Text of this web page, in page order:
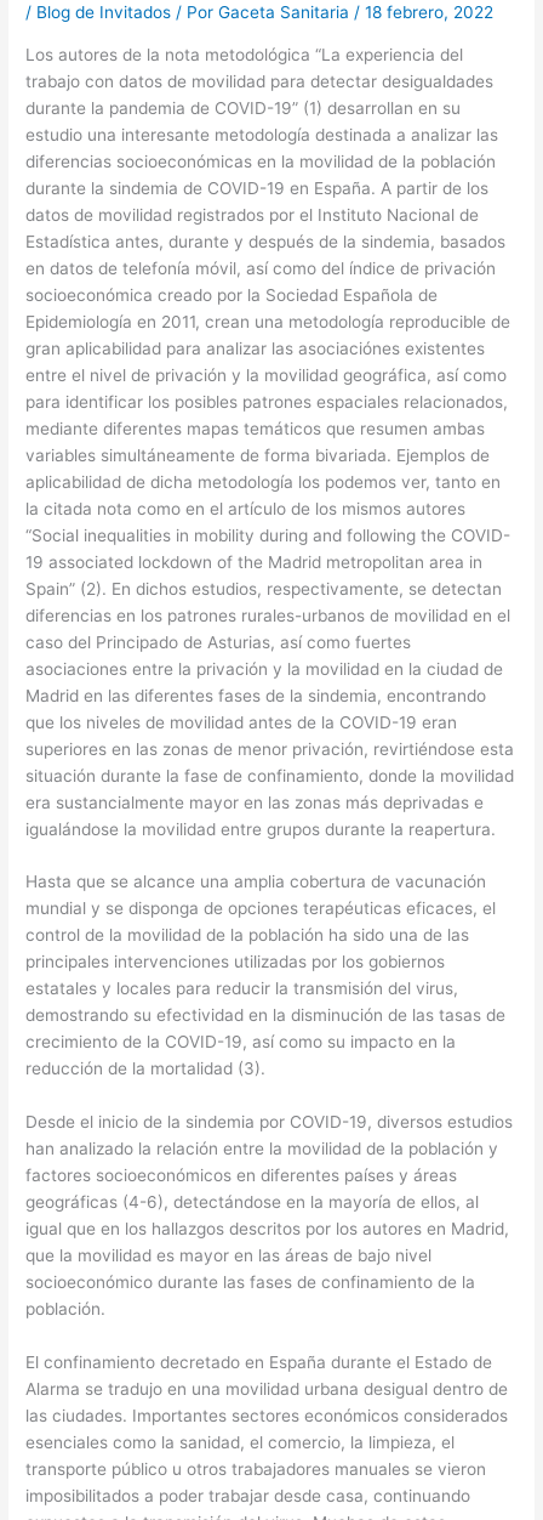
/ Blog de Invitados / PorGaceta Sanitaria /18 febrero, 2022
Los autores de la nota metodológica “La experiencia del
trabajo con datos de movilidad para detectar desigualdades
durante la pandemia de COVID-19” (1) desarrollan en su
estudio una interesante metodología destinada a analizar las
diferencias socioeconómicas en la movilidad de la población
durante la sindemia de COVID-19 en España. A partir de los
datos de movilidad registrados por el Instituto Nacional de
Estadística antes, durante y después de la sindemia, basados
en datos de telefonía móvil, así como del índice de privación
socioeconómica creado por la Sociedad Española de
Epidemiología en 2011, crean una metodología reproducible de
gran aplicabilidad para analizar las asociaciónes existentes
entre el nivel de privación y la movilidad geográfica, así como
para identificar los posibles patrones espaciales relacionados,
mediante diferentes mapas temáticos que resumen ambas
variables simultáneamente de forma bivariada. Ejemplos de
aplicabilidad de dicha metodología los podemos ver, tanto en
la citada nota como en el artículo de los mismos autores
“Social inequalities in mobility during and following the COVID-
19 associated lockdown of the Madrid metropolitan area in
Spain” (2). En dichos estudios, respectivamente, se detectan
diferencias en los patrones rurales-urbanos de movilidad en el
caso del Principado de Asturias, así como fuertes
asociaciones entre la privación y la movilidad en la ciudad de
Madrid en las diferentes fases de la sindemia, encontrando
que los niveles de movilidad antes de la COVID-19 eran
superiores en las zonas de menor privación, revirtiéndose esta
situación durante la fase de confinamiento, donde la movilidad
era sustancialmente mayor en las zonas más deprivadas e
igualándose la movilidad entre grupos durante la reapertura.
Hasta que se alcance una amplia cobertura de vacunación
mundial y se disponga de opciones terapéuticas eficaces, el
control de la movilidad de la población ha sido una de las
principales intervenciones utilizadas por los gobiernos
estatales y locales para reducir la transmisión del virus,
demostrando su efectividad en la disminución de las tasas de
crecimiento de la COVID-19, así como su impacto en la
reducción de la mortalidad (3).
Desde el inicio de la sindemia por COVID-19, diversos estudios
han analizado la relación entre la movilidad de la población y
factores socioeconómicos en diferentes países y áreas
geográficas (4-6), detectándose en la mayoría de ellos, al
igual que en los hallazgos descritos por los autores en Madrid,
que la movilidad es mayor en las áreas de bajo nivel
socioeconómico durante las fases de confinamiento de la
población.
El confinamiento decretado en España durante el Estado de
Alarma se tradujo en una movilidad urbana desigual dentro de
las ciudades. Importantes sectores económicos considerados
esenciales como la sanidad, el comercio, la limpieza, el
transporte público u otros trabajadores manuales se vieron
imposibilitados a poder trabajar desde casa, continuando